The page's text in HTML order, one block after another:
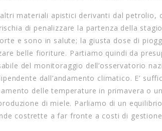
materiali apistici derivanti dal petrolio,
di penalizzare la partenza della
e sono in salute; la giusta dose di
belle fioriture. Partiamo quindi da
del monitoraggio dell’osservatorio
dall’andamento climatico. E’
delle temperature in primavera o
di miele. Parliamo di un
costrette a far fronte a costi di gestione